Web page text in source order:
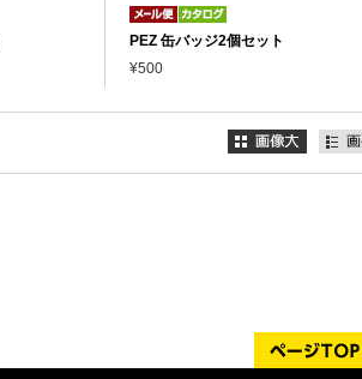
PEZ 缶バッジ2個セット
¥500